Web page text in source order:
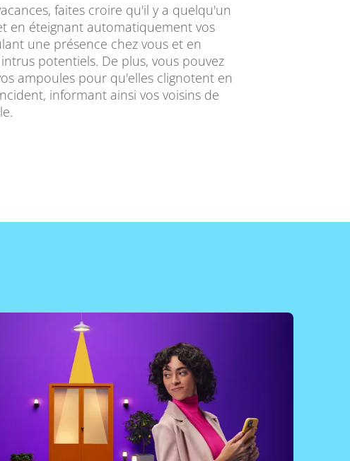
faites croire qu'il y a quelqu'un
en éteignant automatiquement vos
une présence chez vous et en
potentiels. De plus, vous pouvez
ampoules pour qu'elles clignotent en
informant ainsi vos voisins de